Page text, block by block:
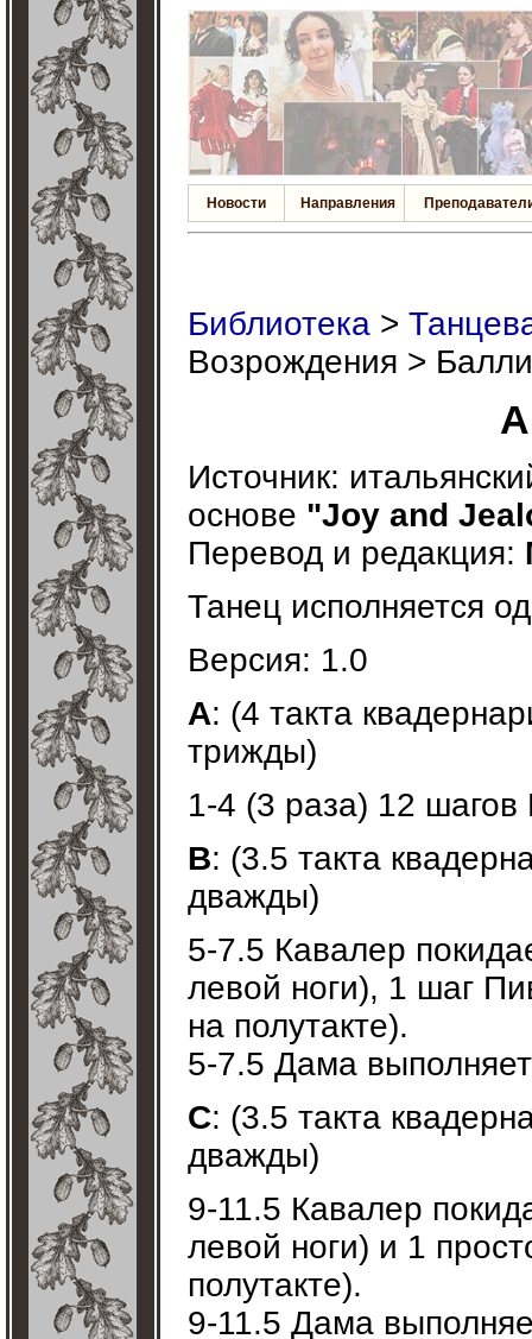
Новости Направления
Библиотека >
Возрождения >
Источник:
основе "Joy and
Перевод и редакция:
Танец исполняется
Версия: 1.0
A: (4 такта
трижды)
1-4 (3 раза) 12 шагов
B: (3.5 такта
дважды)
5-7.5 Кавалер
левой ноги), 1 шаг
на полутакте).
5-7.5 Дама
C: (3.5 такта
дважды)
9-11.5 Кавалер
левой ноги) и 1
полутакте).
9-11.5 Дама